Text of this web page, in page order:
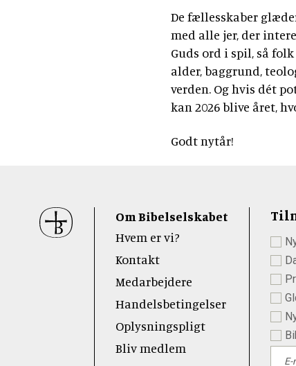
De fællesskaber
med alle jer, der
Guds ord i spil, så
alder, baggrund,
verden. Og hvis dét
kan 2026 blive året,
Godt nytår!
Sidefod
Om Bibelselskabet
Hvem er vi?
Kontakt
Medarbejdere
Handelsbetingelser
Oplysningspligt
Bliv medlem
E-